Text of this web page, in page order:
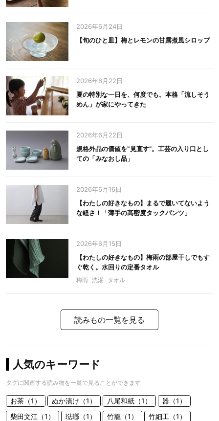
2026年6月24日
【旬のひと皿】梅とレモンの甘露煮風シロップ
2026年6月22日
夏の特別な一日を、何度でも。本格「流しそう
めん」が家にやってきた
2026年6月22日
規格外品の価値を‟見直す”。工芸の入り口とし
ての「みなおし品」
2026年6月16日
【わたしの好きなもの】まるで履いてないよう
な軽さ！「薄手の高密度タックパンツ」
2026年6月15日
【わたしの好きなもの】梅雨の部屋干しでもす
ぐ乾く。水回りの定番タオル
梅雨 洗濯 タオル
読みもの一覧を見る
人気のキーワード
タグに関連する読み物を一覧で見ることができます
お茶（1） ぬか漬け（1） 八尾和紙（1）
器（1）
柴田文江（1）
琺瑯（1） 竹籠（1） 竹細工（1）